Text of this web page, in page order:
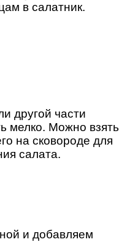
в салатник.
другой части
мелко. Можно взять
на сковороде для
салата.
и добавляем